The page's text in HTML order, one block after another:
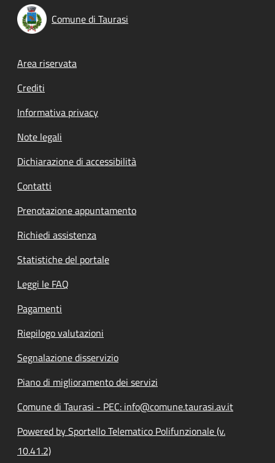
Comune di Taurasi
Footer menu
Area riservata
Crediti
Informativa privacy
Note legali
Dichiarazione di accessibilità
Contatti
Prenotazione appuntamento
Richiedi assistenza
Statistiche del portale
Leggi le FAQ
Pagamenti
Riepilogo valutazioni
Segnalazione disservizio
Piano di miglioramento dei servizi
Comune di Taurasi - PEC: info@comune.taurasi.av.it
Powered by Sportello Telematico Polifunzionale (v.
10.41.2)